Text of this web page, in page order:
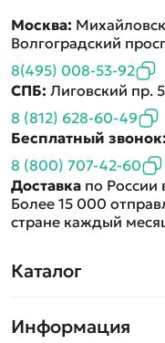
Каталог
Машинки
Информация
Москва:
Волгоградский
8(495) 008-53-92
СПБ: Лиговский пр.
8 (812) 628-60-49
Бесплатный звонок:
8 (800) 707-42-60
Доставка по России
Более 15 000
стране каждый